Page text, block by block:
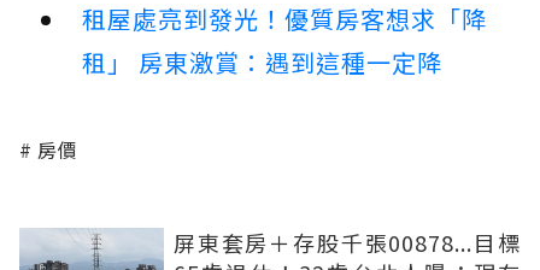
租屋處亮到發光！優質房客想求「降
租」 房東激賞：遇到這種一定降
房價
屏東套房＋存股千張00878...目標